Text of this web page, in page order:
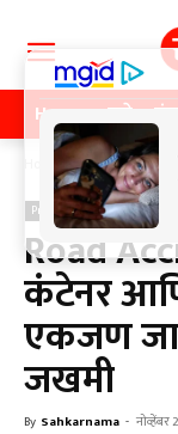
Home पुणे
Home Previos News
Previos News
Road
कंटेनर
एकजण
जखमी
By Sahkarnama - नोव्हेंबर